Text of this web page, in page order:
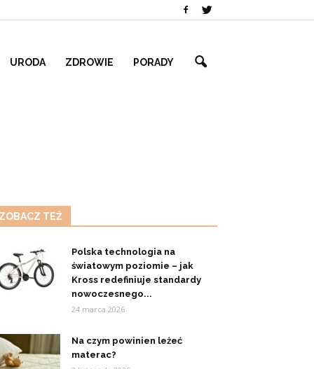
URODA ZDROWIE PORADY
ZOBACZ TEŻ
Polska technologia na
światowym poziomie – jak
Kross redefiniuje standardy
nowoczesnego...
24 marca 2026
Na czym powinien leżeć
materac?